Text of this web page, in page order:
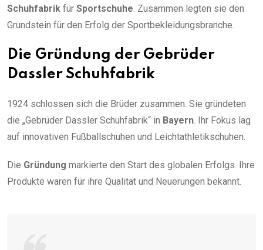
Schuhfabrik für Sportschuhe. Zusammen legten sie den
Grundstein für den Erfolg der Sportbekleidungsbranche.
Die Gründung der Gebrüder
Dassler Schuhfabrik
1924 schlossen sich die Brüder zusammen. Sie gründeten
die „Gebrüder Dassler Schuhfabrik“ in Bayern. Ihr Fokus lag
auf innovativen Fußballschuhen und Leichtathletikschuhen.
Die Gründung markierte den Start des globalen Erfolgs. Ihre
Produkte waren für ihre Qualität und Neuerungen bekannt.